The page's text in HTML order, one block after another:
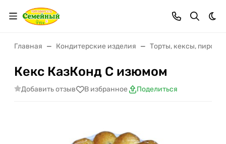
Главная Кондитерские изделия Торты, кексы,
Кекс КазКонд С изюмом
Добавить отзыв В избранное Поделиться